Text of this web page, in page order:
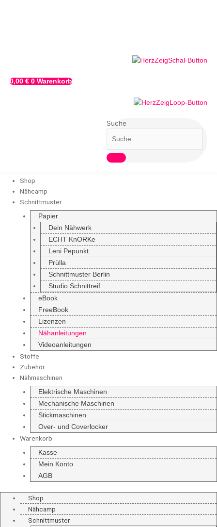
0,00 € 0 Warenkorb
Suche
Shop
Nähcamp
Schnittmuster
Papier
Dein Nähwerk
ECHT KnORKe
Leni Pepunkt.
Prülla
Schnittmuster Berlin
Studio Schnittreif
eBook
FreeBook
Lizenzen
Nähanleitungen
Videoanleitungen
Stoffe
Zubehör
Nähmaschinen
Elektrische Maschinen
Mechanische Maschinen
Stickmaschinen
Over- und Coverlocker
Warenkorb
Kasse
Mein Konto
AGB
Shop
Nähcamp
Schnittmuster